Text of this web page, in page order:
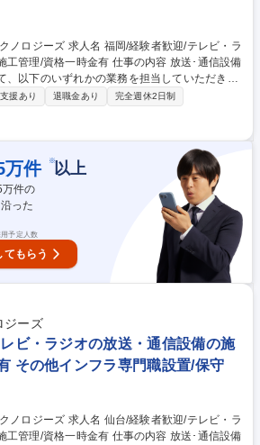
/経験者歓迎/テレビ・ラ
金有 仕事の内容 放送･通信設備
、以下のいずれかの業務を担当していただきま
く場合もあります） ※建設業務や建物の改変等
送信/通信設備の改修･新設工事における設計/
同受信施設のメンテナンス ・テレビ放送の共
ビ設備の改修･新設工事における設計･施工管理
の公共工事における設計/施工管理 ・無線設備
許申請等の電波利用に関するコンサルティン
援あり 退職金あり
完全週休2日制
万件 ※以上
万件の
った
予定人数
もらう
ジーズ
ビ・ラジオの放送・通信設備の施
その他インフラ専門職設置/保守
/経験者歓迎/テレビ・ラ
金有 仕事の内容 放送･通信設備